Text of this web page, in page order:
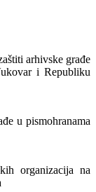
arhivske građe
i Republiku
u pismohranama
organizacija na